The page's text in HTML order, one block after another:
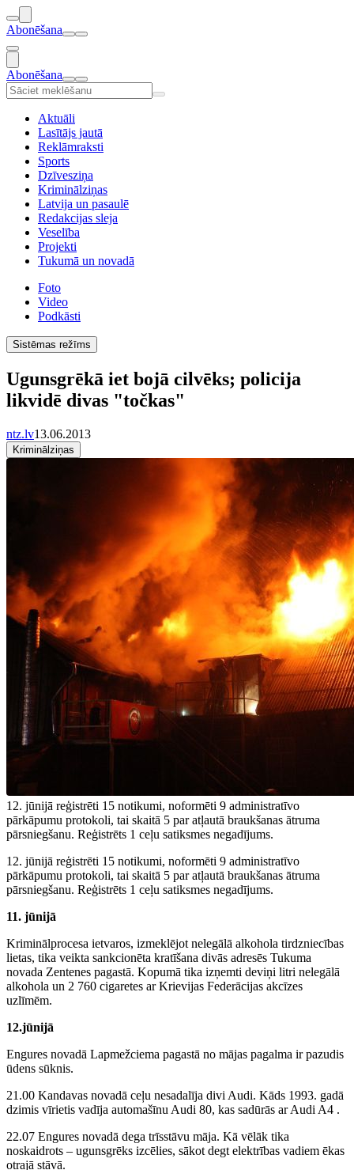
Abonēšana
Abonēšana
Aktuāli
Lasītājs jautā
Reklāmraksti
Sports
Dzīvesziņa
Kriminālziņas
Latvija un pasaulē
Redakcijas sleja
Veselība
Projekti
Tukumā un novadā
Foto
Video
Podkāsti
Sistēmas režīms
Ugunsgrēkā iet bojā cilvēks; policija
likvidē divas "točkas"
ntz.lv13.06.2013
Kriminālziņas
12. jūnijā reģistrēti 15 notikumi, noformēti 9 administratīvo
pārkāpumu protokoli, tai skaitā 5 par atļautā braukšanas ātruma
pārsniegšanu. Reģistrēts 1 ceļu satiksmes negadījums.
12. jūnijā reģistrēti 15 notikumi, noformēti 9 administratīvo
pārkāpumu protokoli, tai skaitā 5 par atļautā braukšanas ātruma
pārsniegšanu. Reģistrēts 1 ceļu satiksmes negadījums.
11. jūnijā
Kriminālprocesa ietvaros, izmeklējot nelegālā alkohola tirdzniecības
lietas, tika veikta sankcionēta kratīšana divās adresēs Tukuma
novada Zentenes pagastā. Kopumā tika izņemti deviņi litri nelegālā
alkohola un 2 760 cigaretes ar Krievijas Federācijas akcīzes
uzlīmēm.
12.jūnijā
Engures novadā Lapmežciema pagastā no mājas pagalma ir pazudis
ūdens sūknis.
21.00 Kandavas novadā ceļu nesadalīja divi Audi. Kāds 1993. gadā
dzimis vīrietis vadīja automašīnu Audi 80, kas sadūrās ar Audi A4 .
22.07 Engures novadā dega trīsstāvu māja. Kā vēlāk tika
noskaidrots – ugunsgrēks izcēlies, sākot degt elektrības vadiem ēkas
otrajā stāvā.